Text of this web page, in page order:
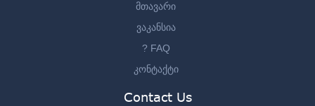
მთავარი
ვაკანსია
? FAQ
კონტაქტი
Contact Us